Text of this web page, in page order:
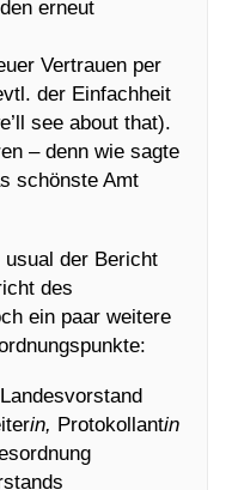
erneut
Vertrauen per
der Einfachheit
see about that).
– denn wie sagte
schönste Amt
der Bericht
des
ein paar weitere
in, Protokollantin